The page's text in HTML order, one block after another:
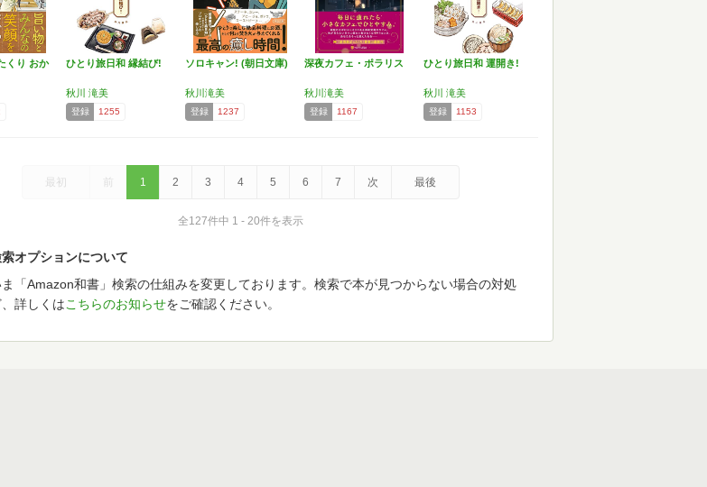
くり おか
ひとり旅日和 縁結び!
秋川 滝美
登録 1255
ソロキャン! (朝日文庫)
秋川滝美
登録 1237
深夜カフェ・ポラリス
秋川滝美
登録 1167
ひとり旅日和 運開き!
秋川 滝美
登録 1153
最初 前 1 2 3 4 5 6 7 次 最後
全127件中 1 - 20件を表示
オプションについて
「Amazon和書」検索の仕組みを変更しております。検索で本が見つからない場合の対処
詳しくはこちらのお知らせをご確認ください。